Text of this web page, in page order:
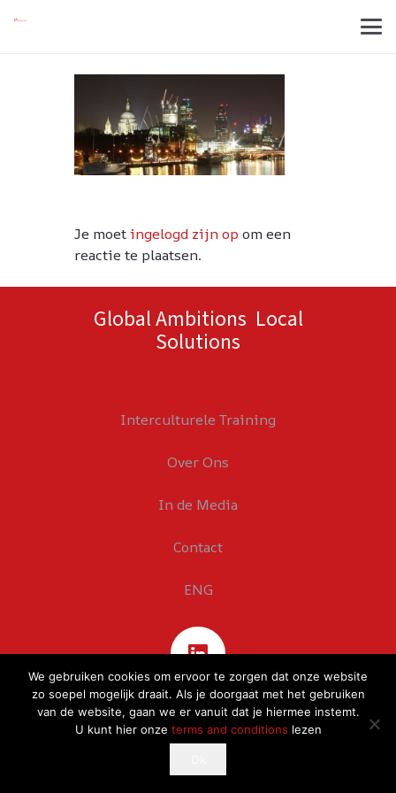
Je moetingelogd zijn op om een
reactie te plaatsen.
Global Ambitions Local
Solutions
Interculturele Training
Over Ons
In de Media
Contact
ENG
If you continue to use this site, you agree with it.
We gebruiken cookies om ervoor te zorgen dat onze website
zo soepel mogelijk draait. Als je doorgaat met het gebruiken
van de website, gaan we er vanuit dat je hiermee instemt.
U kunt hier onze terms and conditions lezen